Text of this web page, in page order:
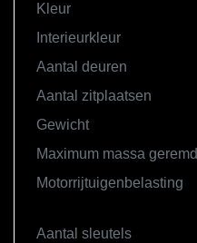
Kleur
Interieurkleur
Aantal deuren
Aantal zitplaatsen
Gewicht
Maximum massa geremd
Motorrijtuigenbelasting
Aantal sleutels